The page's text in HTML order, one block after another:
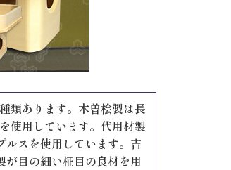
類あります。木曽桧製は長
使用しています。代用材製
ルスを使用しています。吉
目の細い柾目の良材を用